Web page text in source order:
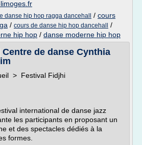
danse hip hop ragga dancehall / cours
/ cours de danse hip hop dancehall
/
hip hop / danse moderne hip hop
de danse Cynthia
> Festival Fidjhi
international de danse jazz
les participants en proposant un
et des spectacles dédiés à la
formes.